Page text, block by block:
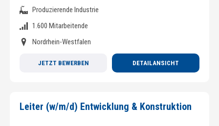
Produzierende Industrie
1.600 Mitarbeitende
Nordrhein-Westfalen
JETZT BEWERBEN DETAILANSICHT
Leiter (w/m/d) Entwicklung & Konstruktion